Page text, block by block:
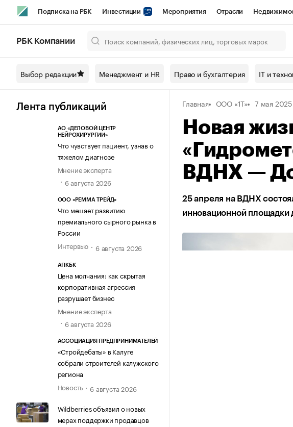
Подписка на РБК Инвестиции Мероприятия Отрасли
Спецпроекты СПб Конференции СПб Спецпроекты Проверка
Технологии и медиа Рынок наличной валюты
РБК Компании
Выбор редакции Менеджмент и HR Право и бухгалтерия IT и
Лента публикаций
АО «ДЕЛОВОЙ ЦЕНТР
НЕЙРОХИРУРГИИ»
Что чувствует пациент, узнав о
тяжелом диагнозе
Мнение эксперта
6 августа 2026
ООО «РЕММА ТРЕЙД»
Что мешает развитию
премиального сырного рынка в
России
Интервью
6 августа 2026
АПКБК
Цена молчания: как скрытая
корпоративная агрессия
разрушает бизнес
Мнение эксперта
6 августа 2026
АССОЦИАЦИЯ ПРЕДПРИНИМАТЕЛЕЙ
«Стройдебаты» в Калуге
собрали строителей калужского
региона
Новость
6 августа 2026
Wildberries объявил о новых
мерах поддержки продавцов
Главная ООО «1Т» 7 мая 2025
Новая
ВДНХ —
25 апреля на ВДНХ
инновационной площадки